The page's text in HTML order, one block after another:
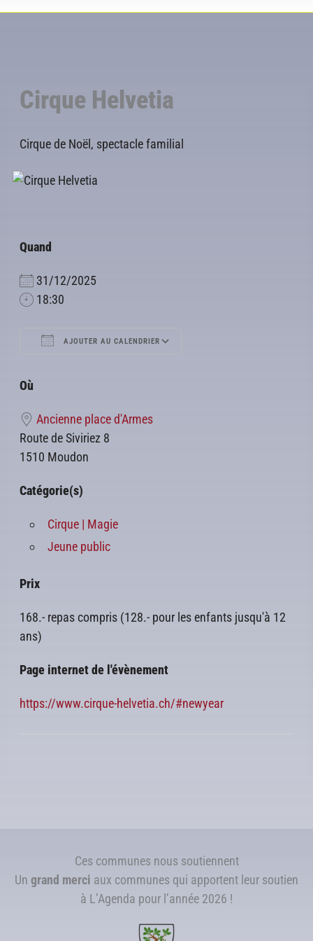
Cirque Helvetia
Cirque de Noël, spectacle familial
Quand
31/12/2025
18:30
AJOUTER AU CALENDRIER
Où
Ancienne place d'Armes
Route de Siviriez 8
1510 Moudon
Catégorie(s)
Cirque | Magie
Jeune public
Prix
168.- repas compris (128.- pour les enfants jusqu'à 12
ans)
Page internet de l'évènement
https://www.cirque-helvetia.ch/#newyear
Ces communes nous soutiennent
Un grand merci aux communes qui apportent leur soutien
à L’Agenda pour l’année 2026 !